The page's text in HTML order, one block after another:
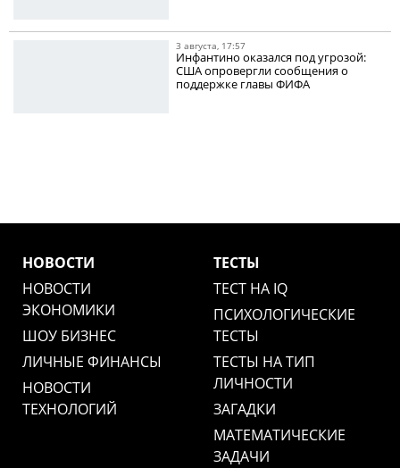
3 августа, 17:57
Инфантино оказался под угрозой:
США опровергли сообщения о
поддержке главы ФИФА
НОВОСТИ
НОВОСТИ
ЭКОНОМИКИ
ШОУ БИЗНЕС
ЛИЧНЫЕ ФИНАНСЫ
НОВОСТИ
ТЕХНОЛОГИЙ
ТЕСТЫ
ТЕСТ НА IQ
ПСИХОЛОГИЧЕСКИЕ
ТЕСТЫ
ТЕСТЫ НА ТИП
ЛИЧНОСТИ
ЗАГАДКИ
МАТЕМАТИЧЕСКИЕ
ЗАДАЧИ